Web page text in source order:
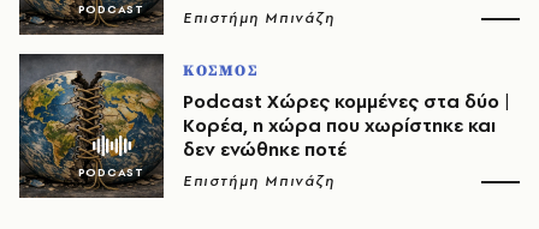
Επιστήμη Μπινάζη
ΚΟΣΜΟΣ
Podcast Χώρες κομμένες στα δύο |
Κορέα, η χώρα που χωρίστηκε και
δεν ενώθηκε ποτέ
Επιστήμη Μπινάζη